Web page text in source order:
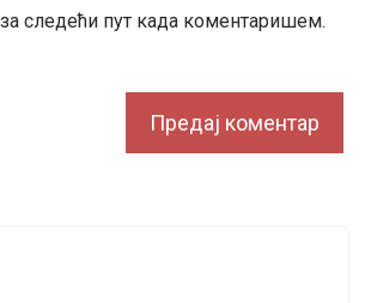
следећи пут када коментаришем.